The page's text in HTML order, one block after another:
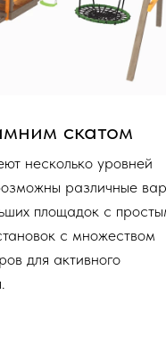
скатом
несколько уровней
различные
площадок с
с множеством
для активного